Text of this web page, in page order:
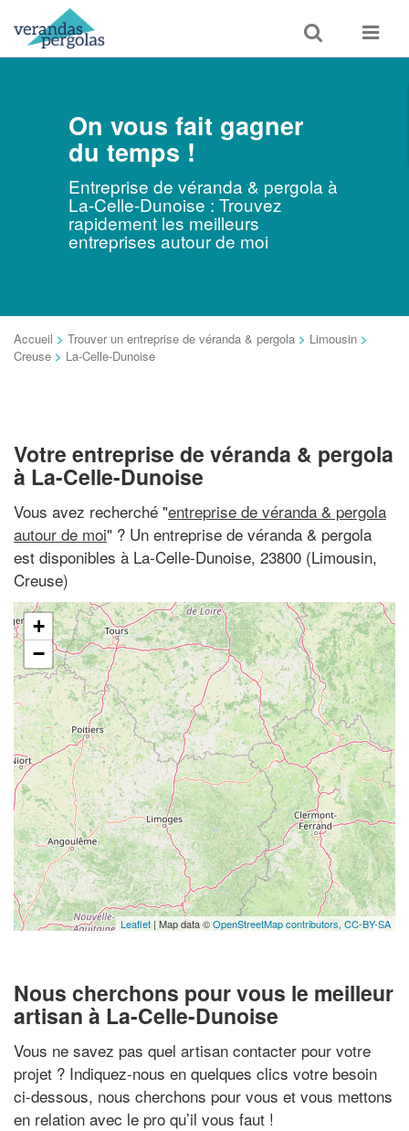
Toggle
search
Toggle
On vous fait gagner
du temps !
Entreprise de véranda & pergola à
La-Celle-Dunoise : Trouvez
rapidement les meilleurs
entreprises autour de moi
Accueil > Trouver un entreprise de véranda & pergola > Limousin >
Creuse > La-Celle-Dunoise
Votre entreprise de véranda & pergola
à La-Celle-Dunoise
Vous avez recherché "entreprise de véranda & pergola
autour de moi" ? Un entreprise de véranda & pergola
est disponibles à La-Celle-Dunoise, 23800 (Limousin,
Creuse)
+
−
Leaflet | Map data ©OpenStreetMap contributors, CC-BY-SA
Nous cherchons pour vous le meilleur
artisan à La-Celle-Dunoise
Vous ne savez pas quel artisan contacter pour votre
projet ? Indiquez-nous en quelques clics votre besoin
ci-dessous, nous cherchons pour vous et vous mettons
en relation avec le pro qu’il vous faut !